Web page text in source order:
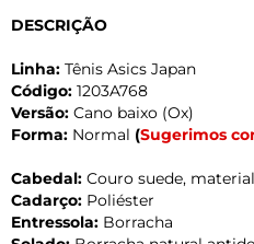
DESCRIÇÃO
Linha: Tênis Asics Japan
Código: 1203A768
Versão: Cano baixo (Ox)
Forma: Normal (Sugerimos
Cabedal: Couro suede,
Cadarço: Poliéster
Entressola: Borracha